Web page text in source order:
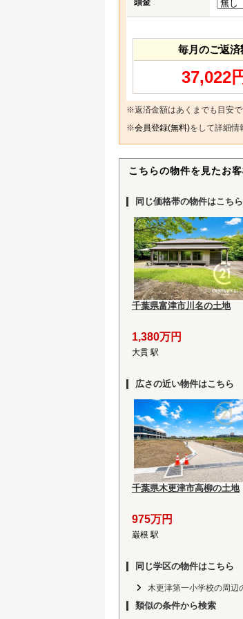
頭金
毎月のご返済
37,022
※返済金額はあくまでも目安で
※会員登録(無料)をして詳細情
こちらの物件を見たお
同じ価格帯の物件はこちら
千葉県富津市川名の土地
1,380万円
大貫 駅
広さの近い物件はこちら
千葉県木更津市高柳の土地
975万円
巌根 駅
同じ学区の物件はこちら
木更津第一小学校の周辺
類似の条件から検索